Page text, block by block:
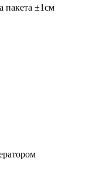
пакета ±1см